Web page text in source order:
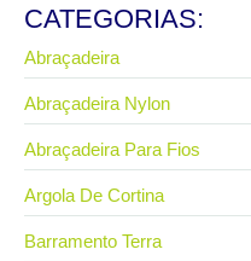
CATEGORIAS:
Abraçadeira
Abraçadeira Nylon
Abraçadeira Para Fios
Argola De Cortina
Barramento Terra